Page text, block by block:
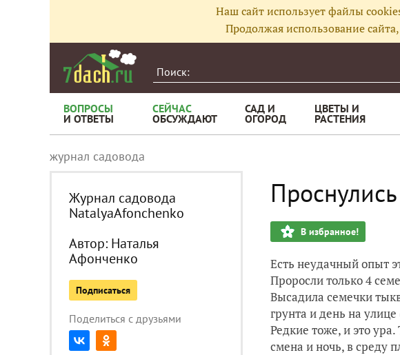
Наш сайт использует файлы
Продолжая использование
ВОПРОСЫ
И ОТВЕТЫ
СЕЙЧАС
ОБСУЖДАЮТ
САД И
ОГОРОД
ЦВЕТЫ И
РАСТЕНИЯ
журнал садовода
Журнал садовода
NatalyaAfonchenko
Автор: Наталья
Афонченко
Подписаться
Поделиться с друзьями
В избранное!
Есть неудачный опыт
Проросли только 4
Высадила семечки
грунта и день на
Редкие тоже, и это
смена и ночь, в среду